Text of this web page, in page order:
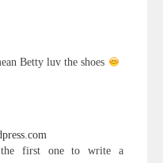
Betty luv the shoes
first one to write a